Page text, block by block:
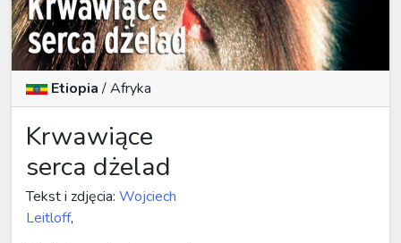
Etiopia/Afryka
Krwawiące
serca dżelad
Tekst i zdjęcia: Wojciech
Leitloff,